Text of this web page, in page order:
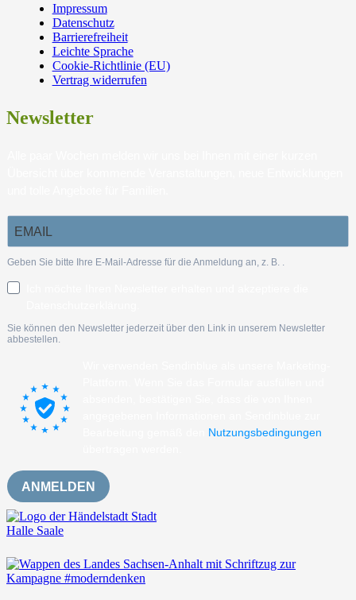
Impressum
Datenschutz
Barrierefreiheit
Leichte Sprache
Cookie-Richtlinie (EU)
Vertrag widerrufen
Newsletter
Geben Sie bitte Ihre E-Mail-Adresse für die Anmeldung an, z. B. .
Sie können den Newsletter jederzeit über den Link in unserem Newsletter
abbestellen.
Nutzungsbedingungen
ANMELDEN